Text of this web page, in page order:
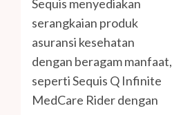
Sequis menyediakan
serangkaian produk
asuransi kesehatan
dengan beragam manfaat,
seperti Sequis Q Infinite
MedCare Rider dengan